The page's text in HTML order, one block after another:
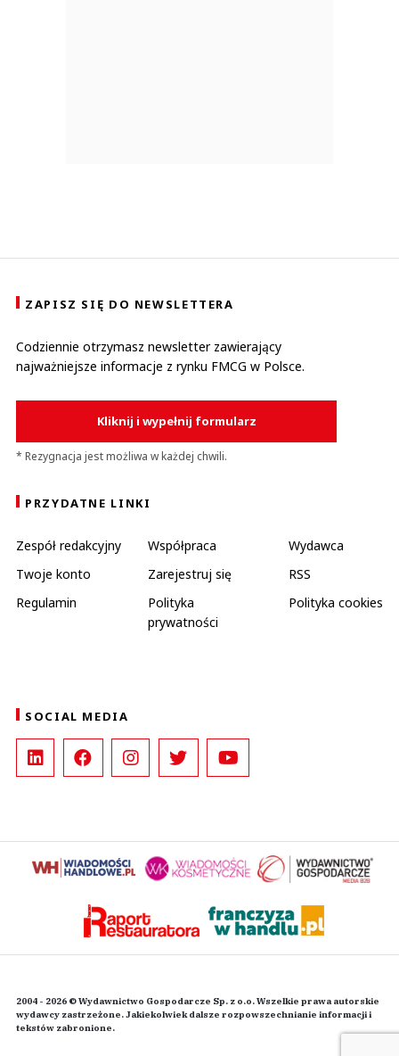
ZAPISZ SIĘ DO NEWSLETTERA
Codziennie otrzymasz newsletter zawierający
najważniejsze informacje z rynku FMCG w Polsce.
Kliknij i wypełnij formularz
* Rezygnacja jest możliwa w każdej chwili.
PRZYDATNE LINKI
Zespół redakcyjny Współpraca
Wydawca
Twoje konto
Zarejestruj się
RSS
Regulamin
Polityka
prywatności
Polityka cookies
SOCIAL MEDIA
2004 - 2026 © Wydawnictwo Gospodarcze Sp. z o.o. Wszelkie prawa autorskie
wydawcy zastrzeżone. Jakiekolwiek dalsze rozpowszechnianie informacji i
tekstów zabronione.